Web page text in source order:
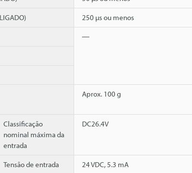
250 µs ou menos
―
Aprox. 100 g
Classificação
nominal máxima da
entrada
DC26.4V
Tensão de entrada 24 VDC, 5.3 mA